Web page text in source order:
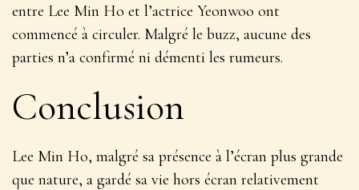
entre Lee Min Ho et l’actrice Yeonwoo ont
commencé à circuler. Malgré le buzz, aucune des
parties n’a confirmé ni démenti les rumeurs.
Conclusion
Lee Min Ho, malgré sa présence à l’écran plus grande
que nature, a gardé sa vie hors écran relativement